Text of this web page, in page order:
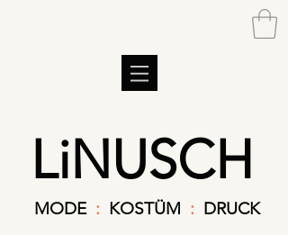
LiNUSCH
MODE : KOSTÜM : DRUCK